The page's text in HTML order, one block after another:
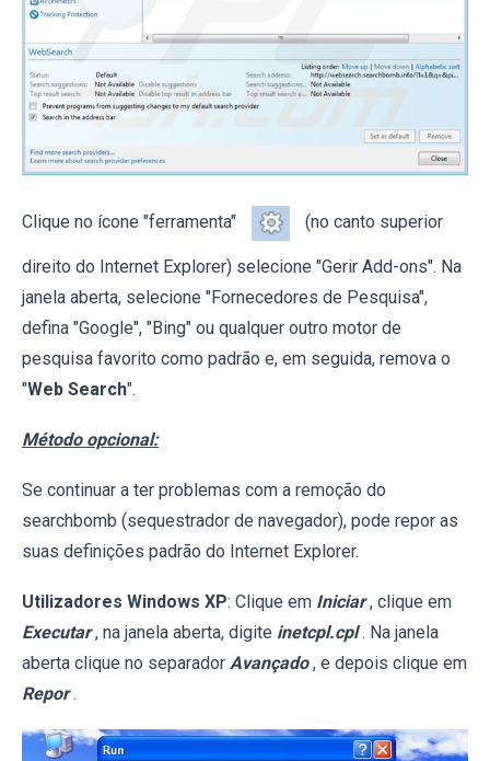
Clique no ícone "ferramenta" (no canto superior
direito do Internet Explorer) selecione "Gerir Add-ons". Na
janela aberta, selecione "Fornecedores de Pesquisa",
defina "Google", "Bing" ou qualquer outro motor de
pesquisa favorito como padrão e, em seguida, remova o
"Web Search".
Método opcional:
Se continuar a ter problemas com a remoção do
searchbomb (sequestrador de navegador), pode repor as
suas definições padrão do Internet Explorer.
Utilizadores Windows XP: Clique em Iniciar , clique em
Executar , na janela aberta, digite inetcpl.cpl . Na janela
aberta clique no separador Avançado , e depois clique em
Repor .